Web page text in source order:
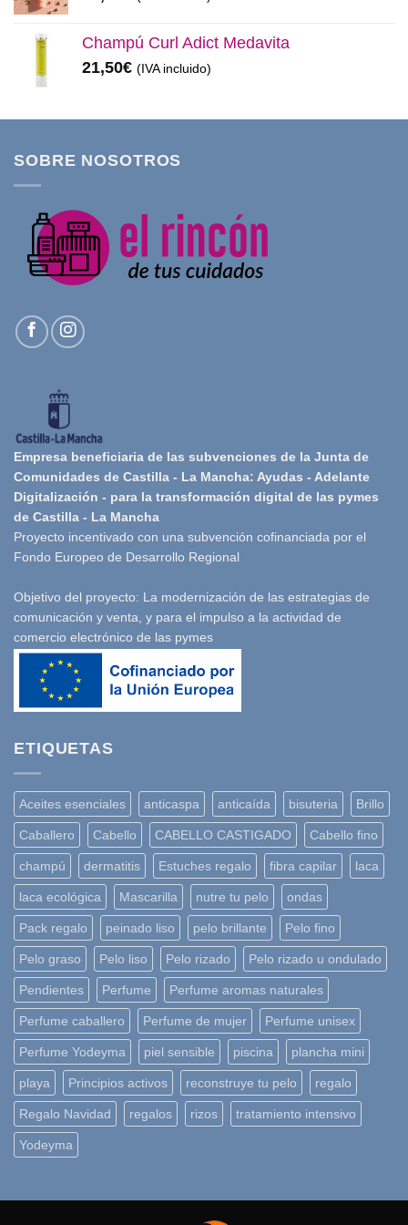
Champú Curl Adict Medavita
21,50€ (IVA incluido)
SOBRE NOSOTROS
Empresa beneficiaria de las subvenciones de la Junta de
Comunidades de Castilla - La Mancha: Ayudas - Adelante
Digitalización - para la transformación digital de las pymes
de Castilla - La Mancha
Proyecto incentivado con una subvención cofinanciada por el
Fondo Europeo de Desarrollo Regional
Objetivo del proyecto: La modernización de las estrategias de
comunicación y venta, y para el impulso a la actividad de
comercio electrónico de las pymes
ETIQUETAS
Aceites esenciales anticaspa anticaída bisuteria Brillo
Caballero Cabello CABELLO CASTIGADO Cabello fino
champú dermatitis Estuches regalo fibra capilar laca
laca ecológica Mascarilla nutre tu pelo ondas
Pack regalo peinado liso pelo brillante Pelo fino
Pelo graso Pelo liso Pelo rizado Pelo rizado u ondulado
Pendientes Perfume Perfume aromas naturales
Perfume caballero Perfume de mujer Perfume unisex
Perfume Yodeyma piel sensible piscina plancha mini
playa Principios activos reconstruye tu pelo regalo
Regalo Navidad regalos rizos tratamiento intensivo
Yodeyma